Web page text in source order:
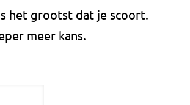
het grootst dat je scoort.
meer kans.